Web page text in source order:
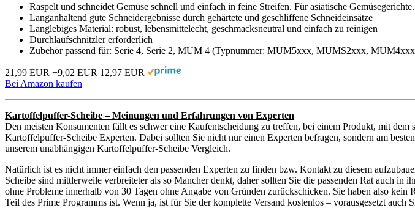
Raspelt und schneidet Gemüse schnell und einfach in feine Streifen. Für asiatische
Langanhaltend gute Schneidergebnisse durch gehärtete und geschliffene Schneideinsätze
Langlebiges Material: robust, lebensmittelecht, geschmacksneutral und einfach zu reinigen
Durchlaufschnitzler erforderlich
Zubehör passend für: Serie 4, Serie 2, MUM 4 (Typnummer: MUM5xxx, MUMS2xxx,
21,99 EUR −9,02 EUR 12,97 EUR
Bei Amazon kaufen
Kartoffelpuffer-Scheibe – Meinungen und Erfahrungen von Experten
Den meisten Konsumenten fällt es schwer eine Kaufentscheidung zu treffen, bei einem Produkt, mit
Kartoffelpuffer-Scheibe Experten. Dabei sollten Sie nicht nur einen Experten befragen, sondern am
unserem unabhängigen Kartoffelpuffer-Scheibe Vergleich.
Natürlich ist es nicht immer einfach den passenden Experten zu finden bzw. Kontakt zu diesem
Scheibe sind mittlerweile verbreiteter als so Mancher denkt, daher sollten Sie die passenden Rat auch
ohne Probleme innerhalb von 30 Tagen ohne Angabe von Gründen zurückschicken. Sie haben also
Teil des Prime Programms ist. Wenn ja, ist für Sie der komplette Versand kostenlos – vorausgesetzt auch